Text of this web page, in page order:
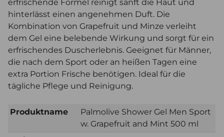
erfrischende Formel reinigt sanft die Haut und
hinterlässt einen angenehmen Duft. Die
Kombination von Grapefruit und Minze verleiht
dem Gel eine belebende Wirkung und sorgt für ein
erfrischendes Duscherlebnis. Geeignet für Männer,
die nach dem Sport oder an heißen Tagen eine
extra Portion Frische benötigen. Ideal für die
tägliche Pflege und Reinigung.
Produktname
Palmolive Shower Gel Men Sport
w. Grapefruit and Mint 500 ml